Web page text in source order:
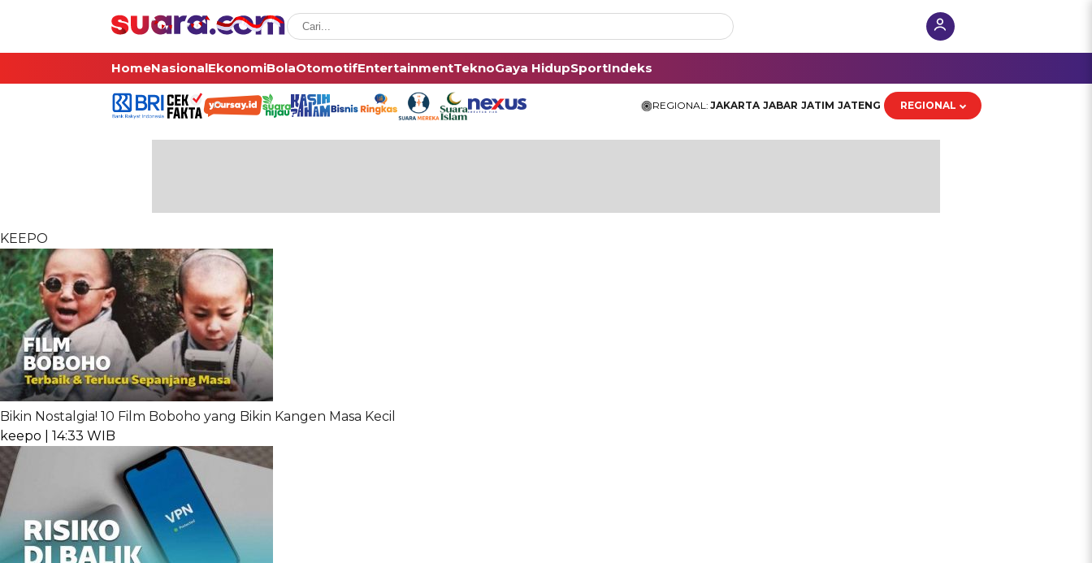
HomeNasionalEkonomiBolaOtomotifEntertainmentTeknoGaya HidupSportIndeks
REGIONAL: JAKARTA JABAR JATIM JATENG REGIONAL
KEEPO
Bikin Nostalgia! 10 Film Boboho yang Bikin Kangen Masa Kecil
keepo | 14:33 WIB